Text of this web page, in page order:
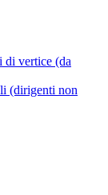
di vertice (da
(dirigenti non